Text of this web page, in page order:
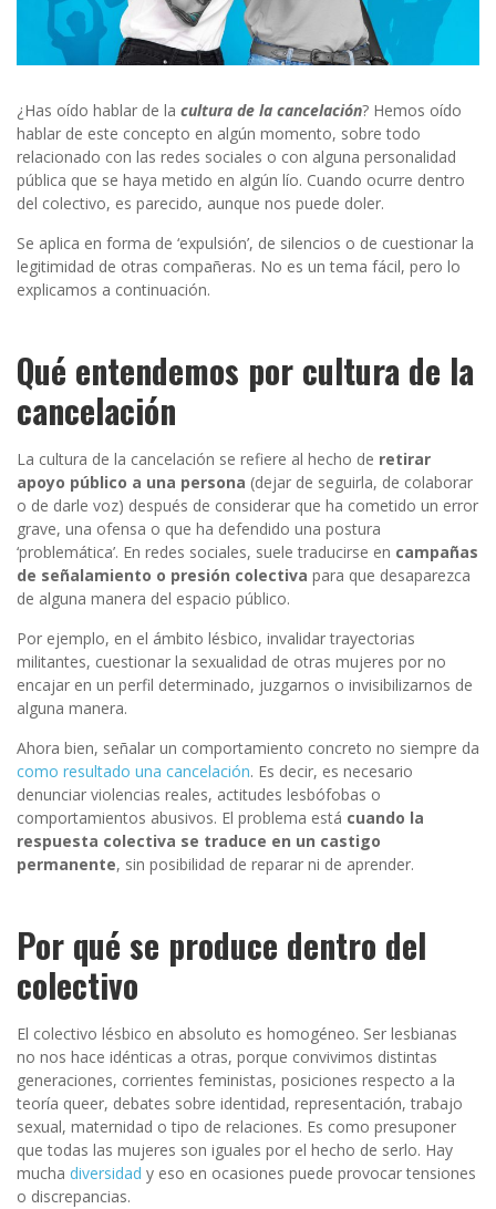
¿Has oído hablar de la cultura de la cancelación? Hemos oído
hablar de este concepto en algún momento, sobre todo
relacionado con las redes sociales o con alguna personalidad
pública que se haya metido en algún lío. Cuando ocurre dentro
del colectivo, es parecido, aunque nos puede doler.
Se aplica en forma de ‘expulsión’, de silencios o de cuestionar la
legitimidad de otras compañeras. No es un tema fácil, pero lo
explicamos a continuación.
Qué entendemos por cultura de la
cancelación
La cultura de la cancelación se refiere al hecho de retirar
apoyo público a una persona (dejar de seguirla, de colaborar
o de darle voz) después de considerar que ha cometido un error
grave, una ofensa o que ha defendido una postura
‘problemática’. En redes sociales, suele traducirse en campañas
de señalamiento o presión colectiva para que desaparezca
de alguna manera del espacio público.
Por ejemplo, en el ámbito lésbico, invalidar trayectorias
militantes, cuestionar la sexualidad de otras mujeres por no
encajar en un perfil determinado, juzgarnos o invisibilizarnos de
alguna manera.
Ahora bien, señalar un comportamiento concreto no siempre da
como resultado una cancelación. Es decir, es necesario
denunciar violencias reales, actitudes lesbófobas o
comportamientos abusivos. El problema está cuando la
respuesta colectiva se traduce en un castigo
permanente, sin posibilidad de reparar ni de aprender.
Por qué se produce dentro del
colectivo
El colectivo lésbico en absoluto es homogéneo. Ser lesbianas
no nos hace idénticas a otras, porque convivimos distintas
generaciones, corrientes feministas, posiciones respecto a la
teoría queer, debates sobre identidad, representación, trabajo
sexual, maternidad o tipo de relaciones. Es como presuponer
que todas las mujeres son iguales por el hecho de serlo. Hay
mucha diversidad y eso en ocasiones puede provocar tensiones
o discrepancias.